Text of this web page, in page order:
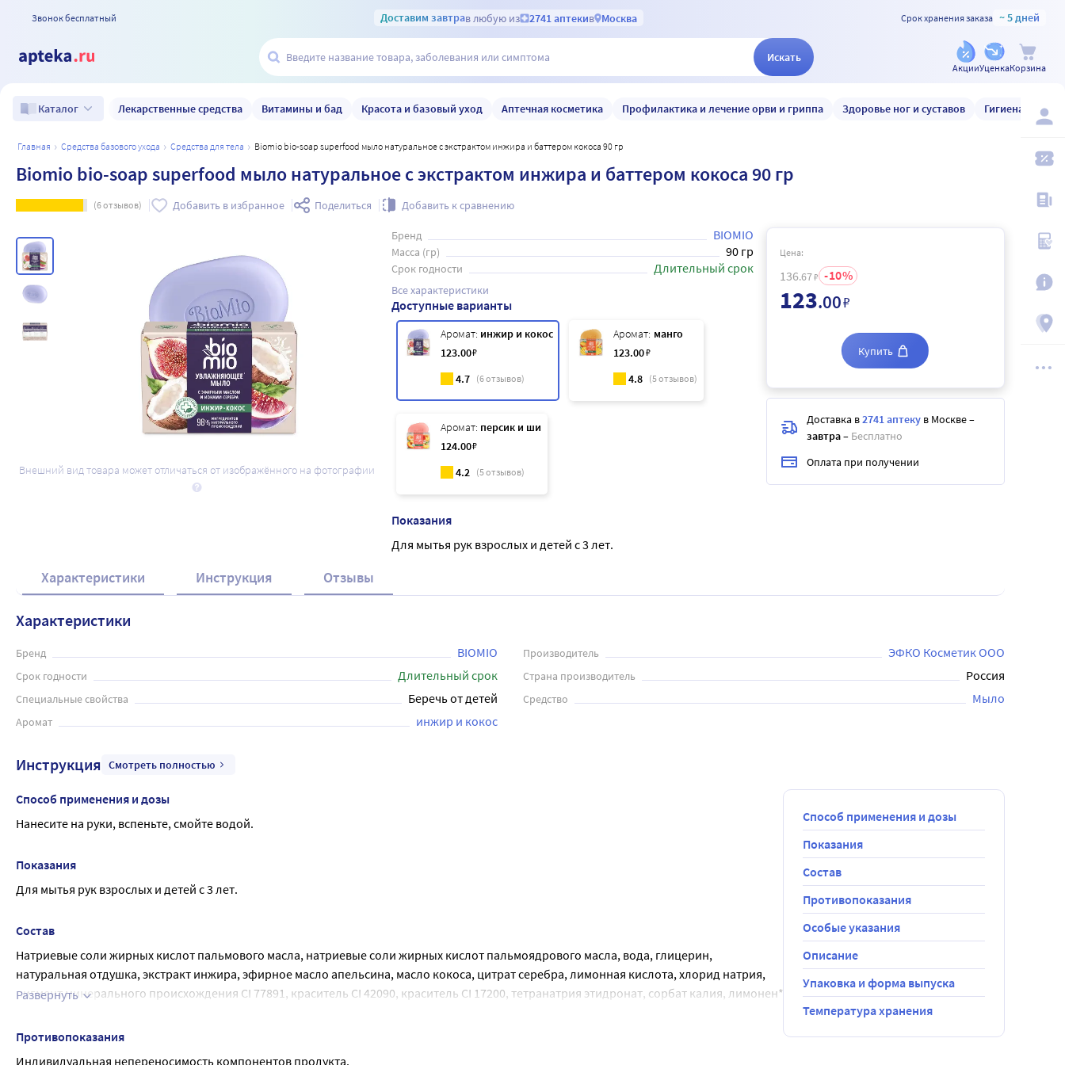
Звонок бесплатный Доставим завтрав любую из 2741 аптекив Москва Срок хранения заказа ~ 5 дней
Искать
АкцииУценкаКорзина
Каталог Лекарственные средства Витамины и бад Красота и базовый уход Аптечная косметика Профилактика и лечение орви и гриппа Здоровье ног и суставов Гигиена и уход
главная средства базового ухода средства для тела Biomio bio-soap superfood мыло натуральное с экстрактом инжира и баттером кокоса 90 гр
Biomio bio-soap superfood мыло натуральное с экстрактом инжира и баттером кокоса 90 гр
(6отзывов) Добавить в избранное Поделиться Добавить к сравнению
Внешний вид товара может отличаться от изображённого на фотографии
Бренд BIOMIO
Масса (гр) 90 гр
Срок годности Длительный срок
Все характеристики
Доступные варианты
Аромат: инжир и кокос
123.00₽
4.7 (6отзывов)
Аромат: манго
123.00₽
4.8 (5отзывов)
Аромат: персик и ши
124.00₽
4.2 (5отзывов)
Показания
Для мытья рук взрослых и детей с 3 лет.
Цена:
136.67₽ 10
123.00₽
Купить
Доставка в2741 аптеку в Москве–
завтра– Бесплатно
Оплата при получении
Характеристики Инструкция Отзывы
Характеристики
Бренд BIOMIO Производитель ЭФКО Косметик ООО
Срок годности Длительный срок Страна производитель Россия
Специальные свойства Беречь от детей Средство Мыло
Аромат инжир и кокос
Инструкция Смотреть полностью
Способ применения и дозы
Нанесите на руки, вспеньте, смойте водой.
Показания
Для мытья рук взрослых и детей с 3 лет.
Состав
Натриевые соли жирных кислот пальмового масла, натриевые соли жирных кислот пальмоядрового масла, вода, глицерин,
натуральная отдушка, экстракт инжира, эфирное масло апельсина, масло кокоса, цитрат серебра, лимонная кислота, хлорид натрия,
пигмент минерального происхождения CI 77891, краситель CI 42090, краситель CI 17200, тетранатрия этидронат, сорбат калия, лимонен*.
Развернуть
Противопоказания
Индивидуальная непереносимость компонентов продукта.
Способ применения и дозы
Показания
Состав
Противопоказания
Особые указания
Описание
Упаковка и форма выпуска
Температура хранения